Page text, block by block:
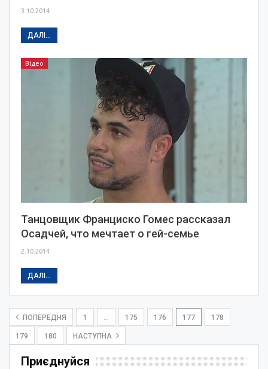
3.10.2014
ДАЛІ...
Відео
Танцовщик Франциско Гомес рассказал
Осадчей, что мечтает о гей-семье
2.10.2014
ДАЛІ...
ПОПЕРЕДНЯ 1 175 176 177 178
179 180 НАСТУПНА
Приєднуйся